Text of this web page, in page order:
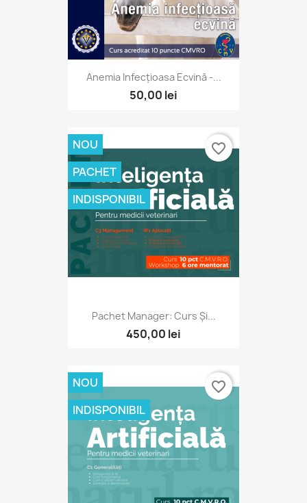
Anemia Infecțioasa Ecvină -...
50,00 lei
Pachet Manager: Curs Și...
450,00 lei
NOU
PACHET
INDISPONIBIL
favorite_border
NOU
INDISPONIBIL
favorite_border